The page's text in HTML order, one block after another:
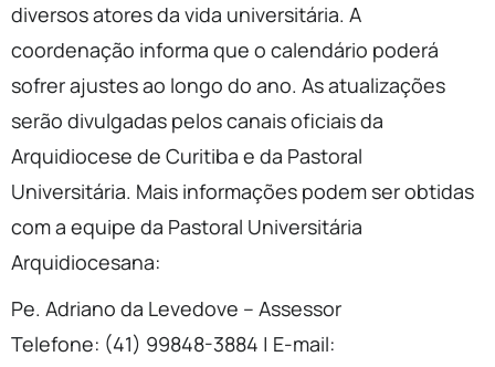
diversos atores da vida universitária. A
coordenação informa que o calendário poderá
sofrer ajustes ao longo do ano. As atualizações
serão divulgadas pelos canais oficiais da
Arquidiocese de Curitiba e da Pastoral
Universitária. Mais informações podem ser obtidas
com a equipe da Pastoral Universitária
Arquidiocesana:
Pe. Adriano da Levedove – Assessor
Telefone: (41) 99848-3884 | E-mail: